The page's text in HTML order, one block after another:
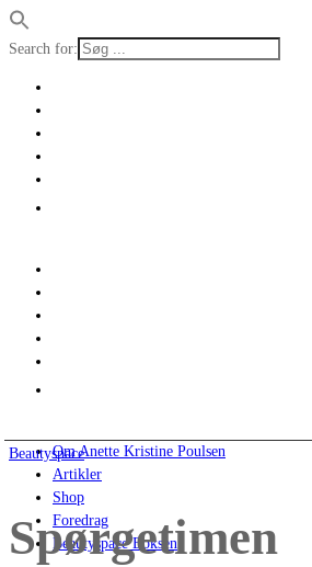
Search for:
Om Anette Kristine Poulsen
Artikler
Shop
Foredrag
Beautyspace Boksen
Beautyspace
Spørgetimen